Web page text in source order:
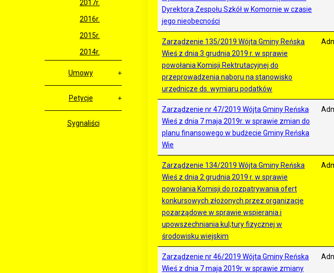
Dyrektora Zespołu Szkół w Komornie w czasie
jego nieobecności
Zarządzenie 135/2019 Wójta Gminy Reńska
Wieś z dnia 3 grudnia 2019 r. w sprawie
powołania Komisji Rektrutacyjnej do
przeprowadzenia naboru na stanowisko
urzędnicze ds. wymiaru podatków
Zarządzenie nr 47/2019 Wójta Gminy Reńska
Wieś z dnia 7 maja 2019r. w sprawie zmian do
planu finansowego w budżecie Gminy Reńska
Wie
Zarządzenie 134/2019 Wójta Gminy Reńska
Wieś z dnia 2 grudnia 2019 r. w sprawie
powołania Komisji do rozpatrywania ofert
konkursowych złożonych przez organizacje
pozarządowe w sprawie wspierania i
upowszechniania kul;tury fizycznej w
środowisku wiejskim
Zarządzenie nr 46/2019 Wójta Gminy Reńska
Wieś z dnia 7 maja 2019r. w sprawie zmiany
2017r.
2016r.
2015r.
2014r.
Umowy
Petycje
Sygnaliści